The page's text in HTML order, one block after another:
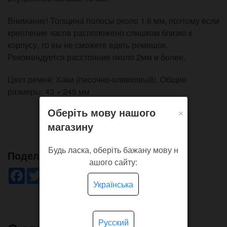
Внимание! Толщина полосы около 1,6 мм, поэтому если
крепление часов расположено слишком близко к
корпусу, то вы не сможете вдеть ремешок.
Рекомендуется расстояние около 2мм и более.
Цвет ремня: Хаки (песочно-оливковый). Общие
размеры: 43 × 245 мм
Поделись!
Facebook WhatsApp
ViberPinterestTelegram
×
Оберіть мову нашого
магазину
Будь ласка, оберіть бажану мову н
ашого сайту:
Українська
Русский